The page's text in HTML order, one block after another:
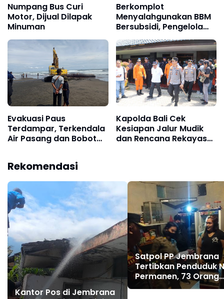
Numpang Bus Curi
Motor, Dijual Dilapak
Minuman
Berkomplot
Menyalahgunakan BBM
Bersubsidi, Pengelola
SPBU dan Pengusaha di
Bekuk Polisi
Evakuasi Paus
Terdampar, Terkendala
Air Pasang dan Bobot
Kapolda Bali Cek
Kesiapan Jalur Mudik
dan Rencana Rekayasa
Rekomendasi
Kantor Pos di Jembrana
Satpol PP Jembrana
Tertibkan Penduduk
Permanen, 73 Orang
Terdata di